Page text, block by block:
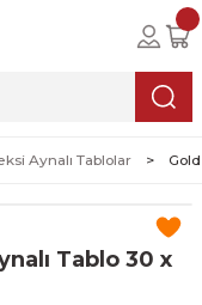
Aynalı Tablolar
Tablo 30 x